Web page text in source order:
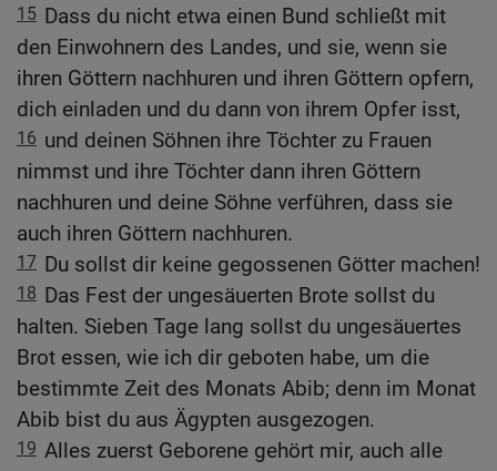
15 Dass du nicht etwa einen Bund schließt mit
den Einwohnern des Landes, und sie, wenn sie
ihren Göttern nachhuren und ihren Göttern opfern,
dich einladen und du dann von ihrem Opfer isst,
16 und deinen Söhnen ihre Töchter zu Frauen
nimmst und ihre Töchter dann ihren Göttern
nachhuren und deine Söhne verführen, dass sie
auch ihren Göttern nachhuren.
17 Du sollst dir keine gegossenen Götter machen!
18 Das Fest der ungesäuerten Brote sollst du
halten. Sieben Tage lang sollst du ungesäuertes
Brot essen, wie ich dir geboten habe, um die
bestimmte Zeit des Monats Abib; denn im Monat
Abib bist du aus Ägypten ausgezogen.
19 Alles zuerst Geborene gehört mir, auch alle